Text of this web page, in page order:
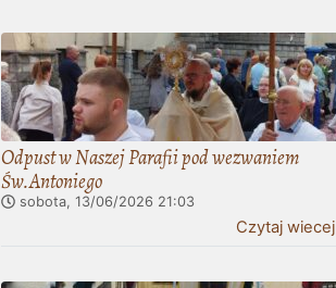
Odpust w Naszej Parafii pod wezwaniem
Św.Antoniego
sobota, 13/06/2026 21:03
Czytaj wiecej